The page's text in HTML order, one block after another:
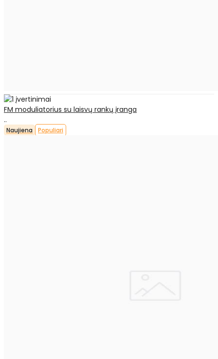
FM moduliatorius su laisvų rankų įranga
..
Naujiena Populiari